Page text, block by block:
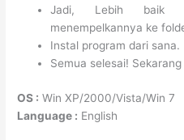
Jadi, Lebih baik
menempelkannya ke
Instal program dari sana.
Semua selesai!
OS : Win XP/2000/Vista/Win 7
Language : English